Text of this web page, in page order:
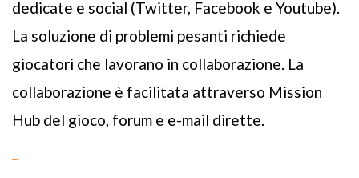
dedicate e social (Twitter, Facebook e Youtube).
La soluzione di problemi pesanti richiede
giocatori che lavorano in collaborazione. La
collaborazione è facilitata attraverso Mission
Hub del gioco, forum e e-mail dirette.